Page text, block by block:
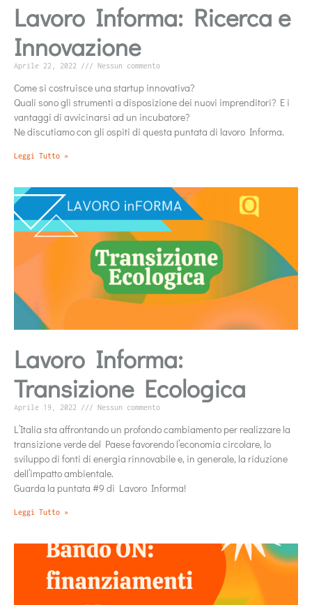
Lavoro Informa: Ricerca e
Innovazione
Aprile 22, 2022 Nessun commento
Come si costruisce una startup innovativa?
Quali sono gli strumenti a disposizione dei nuovi imprenditori? E i
vantaggi di avvicinarsi ad un incubatore?
Ne discutiamo con gli ospiti di questa puntata di lavoro Informa.
Leggi Tutto »
Lavoro Informa:
Transizione Ecologica
Aprile 19, 2022 Nessun commento
L’Italia sta affrontando un profondo cambiamento per realizzare la
transizione verde del Paese favorendo l’economia circolare, lo
sviluppo di fonti di energia rinnovabile e, in generale, la riduzione
dell’impatto ambientale.
Guarda la puntata #9 di Lavoro Informa!
Leggi Tutto »